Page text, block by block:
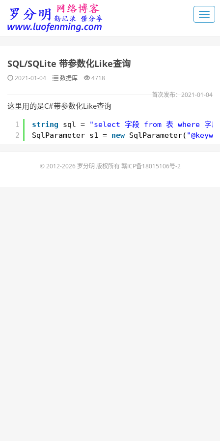
SQL/SQLite 带参数化Like查询
2021-01-04 数据库
4718
首次发布：2021-01-04
这里用的是C#带参数化Like查询
1
2
string sql =
"select 字段 from 表 where 字
SqlParameter s1 = new SqlParameter(
© 2012-2026 罗分明 版权所有 赣ICP备18015106号-2